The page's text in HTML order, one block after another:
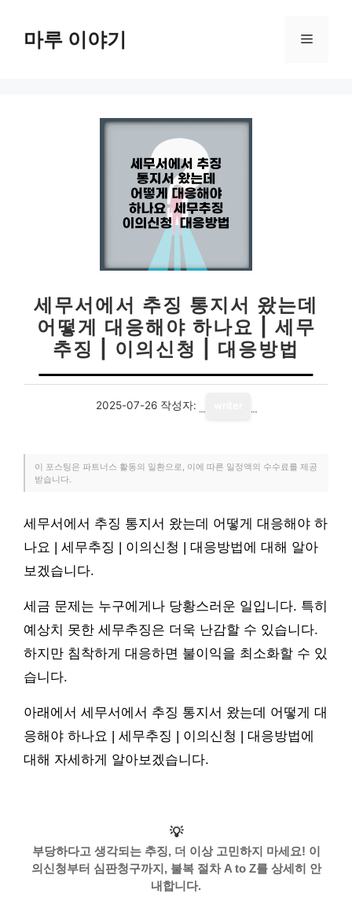
마루 이야기 메
세무서에서 추징 통지서 왔는데
어떻게 대응해야 하나요 | 세무
추징 | 이의신청 | 대응방법
2025-07-26 작성자:
이 포스팅은 파트너스 활동의 일환으로, 이에 따른 일정액의 수수료를 제공
받습니다.
세무서에서 추징 통지서 왔는데 어떻게 대응해야 하
나요 | 세무추징 | 이의신청 | 대응방법에 대해 알아
보겠습니다.
세금 문제는 누구에게나 당황스러운 일입니다. 특히
예상치 못한 세무추징은 더욱 난감할 수 있습니다.
하지만 침착하게 대응하면 불이익을 최소화할 수 있
습니다.
아래에서 세무서에서 추징 통지서 왔는데 어떻게 대
응해야 하나요 | 세무추징 | 이의신청 | 대응방법에
대해 자세하게 알아보겠습니다.
💡
부당하다고 생각되는 추징, 더 이상 고민하지 마세요! 이
의신청부터 심판청구까지, 불복 절차 A to Z를 상세히 안
내합니다.